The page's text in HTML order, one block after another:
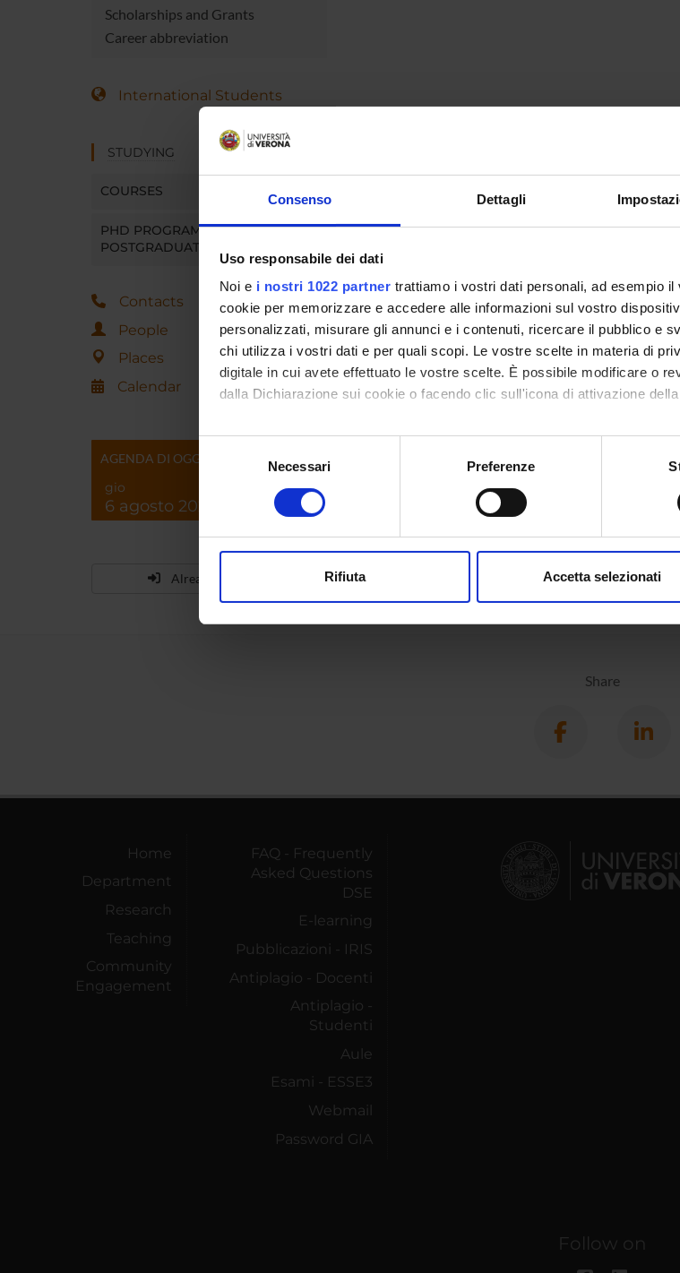
Consenso Dettagli
Uso responsabile dei dati
Noi e i nostri 1022 partner trattiamo i vostri dati personali, ad esempio
cookie per memorizzare e accedere alle informazioni sul vostro
personalizzati, misurare gli annunci e i contenuti, ricercare il pubblico e
chi utilizza i vostri dati e per quali scopi. Le vostre scelte in materia di
digitale in cui avete effettuato le vostre scelte. È possibile modificare o
dalla Dichiarazione sui cookie o facendo clic sull'icona di attivazione
Con il tuo consenso, vorremmo anche:
raccogliere informazioni sulla tua posizione geografica, con
digitali).
modificare o ritirare il tuo consenso in qualsiasi momento dalla
del
Necessari Preferenze
Rifiuta Accetta selezionati
Scholarships and Grants
Career abbreviation
International Students
STUDYING
COURSES
PHD PROGRAMMES AND
POSTGRADUATE TRAINING
Contacts
People
Places
Calendar
AGENDA DI OGGI
gio
6 agosto 2026
Already enrolled?
Share
Home
Department
Research
Teaching
Community
Engagement
FAQ - Frequently
Asked Questions
DSE
E-learning
Pubblicazioni - IRIS
Antiplagio - Docenti
Antiplagio -
Studenti
Aule
Esami - ESSE3
Webmail
Password GIA
Follow on